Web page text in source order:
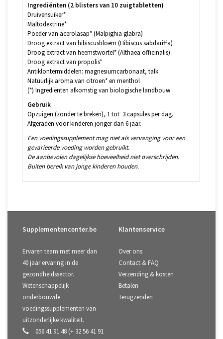
Ingrediënten (2 blisters van 10 zuigtabletten)
Druivensuiker*
Maltodextrine*
Poeder van acerolasap* (Malpighia glabra)
Droog extract van hibiscusbloem (Hibiscus sabdariffa)
Droog extract van heemstwortel* (Althaea officinalis)
Droog extract van propolis*
Antiklontermiddelen: magnesiumcarbonaat, talk
Natuurlijk aroma van citroen* en menthol
(*) Ingrediënten afkomstig van biologische landbouw
Gebruik
Opzuigen (zonder te breken), 1 tot 3 capsules per dag.
Afgeraden voor kinderen jonger dan 6 jaar.
Een voedingssupplement mag niet als vervanging voor een
gevarieerde voeding worden gebruikt.
De aanbevolen dagelijkse hoeveelheid niet overschrijden.
Buiten bereik van jonge kinderen houden.
Supplementencenter.be
Ervaren team met meer dan
40 jaar ervaring in de
gezondheidssector.
Wetenschappelijk
onderbouwde
voedingssupplementen van
uitzonderlijke kwaliteit.
056 41 91 48 (+ 32 56 41 91
Klantenservice
Over ons
Contact & FAQ
Verzending & kosten
Betalen
Terugzenden